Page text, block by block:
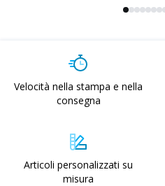
Velocità nella stampa e nella
consegna
Articoli personalizzati su
misura